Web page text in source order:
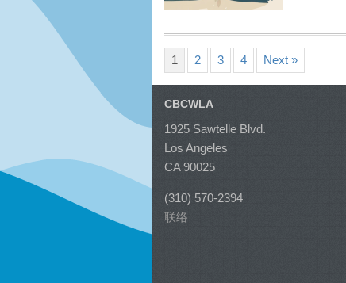
1 2 3 4 Next »
CBCWLA
1925 Sawtelle Blvd.
Los Angeles
CA 90025
(310) 570-2394
联络